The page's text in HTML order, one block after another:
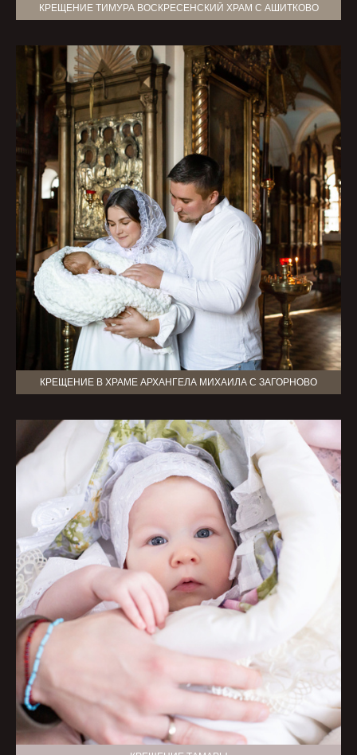
КРЕЩЕНИЕ ТИМУРА ВОСКРЕСЕНСКИЙ ХРАМ С АШИТКОВО
КРЕЩЕНИЕ В ХРАМЕ АРХАНГЕЛА МИХАИЛА С ЗАГОРНОВО